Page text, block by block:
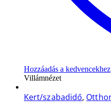
Hozzáadás a kedvencekhez
Villámnézet
Kert/szabadidő,